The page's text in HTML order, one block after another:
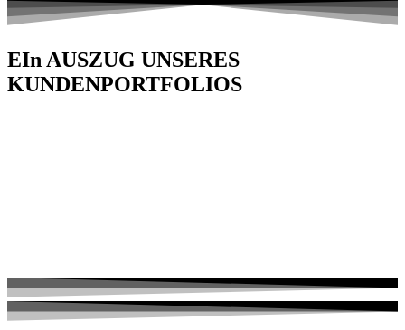
EIn AUSZUG UNSERES
KUNDENPORTFOLIOS